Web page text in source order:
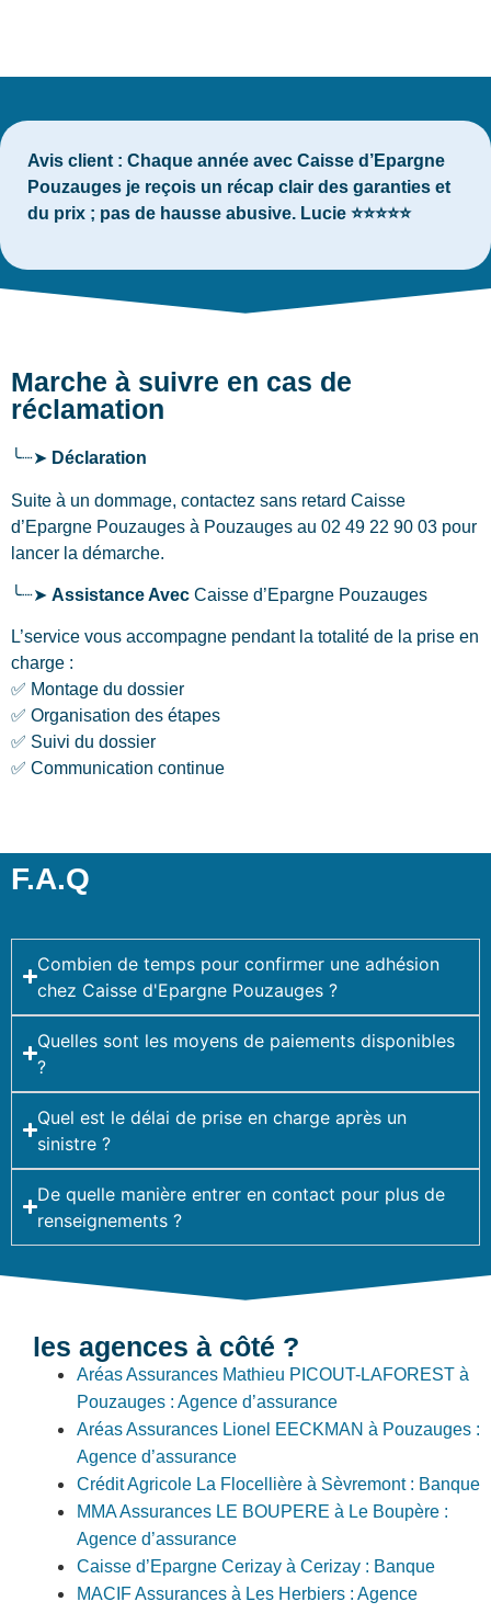
Avis client : Chaque année avec Caisse d’Epargne
Pouzauges je reçois un récap clair des garanties et
du prix ; pas de hausse abusive. Lucie ⭐⭐⭐⭐⭐
Marche à suivre en cas de
réclamation
╰┈➤ Déclaration
Suite à un dommage, contactez sans retard Caisse
d’Epargne Pouzauges à Pouzauges au 02 49 22 90 03 pour
lancer la démarche.
╰┈➤ Assistance Avec Caisse d’Epargne Pouzauges
L’service vous accompagne pendant la totalité de la prise en
charge :
✅ Montage du dossier
✅ Organisation des étapes
✅ Suivi du dossier
✅ Communication continue
F.A.Q
Combien de temps pour confirmer une adhésion
chez Caisse d'Epargne Pouzauges ?
Quelles sont les moyens de paiements disponibles
?
Quel est le délai de prise en charge après un
sinistre ?
De quelle manière entrer en contact pour plus de
renseignements ?
les agences à côté ?
Aréas Assurances Mathieu PICOUT-LAFOREST à
Pouzauges : Agence d’assurance
Aréas Assurances Lionel EECKMAN à Pouzauges :
Agence d’assurance
Crédit Agricole La Flocellière à Sèvremont : Banque
MMA Assurances LE BOUPERE à Le Boupère :
Agence d’assurance
Caisse d’Epargne Cerizay à Cerizay : Banque
MACIF Assurances à Les Herbiers : Agence